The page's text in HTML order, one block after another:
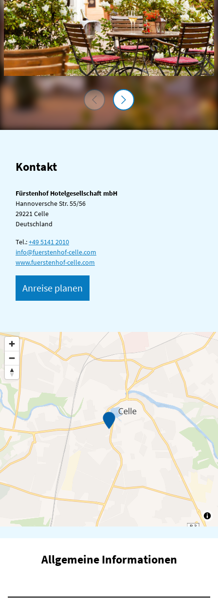
Kontakt
Fürstenhof Hotelgesellschaft mbH
Hannoversche Str. 55/56
29221 Celle
Deutschland
Tel.:+49 5141 2010
info@fuerstenhof-celle.com
www.fuerstenhof-celle.com
Anreise planen
Allgemeine Informationen